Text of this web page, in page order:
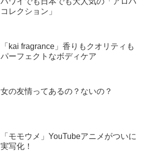
コレクション」
「kai fragrance」香りもクオリティも
パーフェクトなボディケア
女の友情ってあるの？ないの？
「モモウメ」YouTubeアニメがついに
実写化！